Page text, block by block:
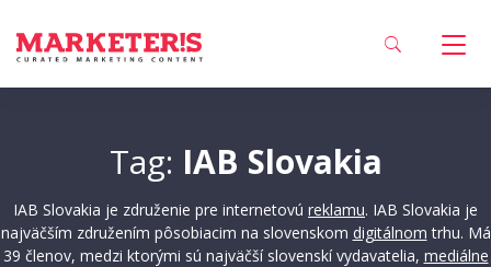
Tag: IAB Slovakia
IAB Slovakia je združenie pre internetovú reklamu. IAB Slovakia je
najväčším združením pôsobiacim na slovenskom digitálnom trhu. Má
39 členov, medzi ktorými sú najväčší slovenskí vydavatelia, mediálne